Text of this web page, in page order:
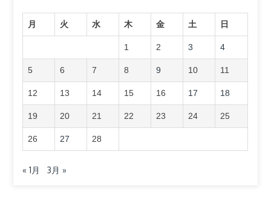
月 火 水 木 金 土 日
1 2 3 4
5 6 7 8 9 10 11
12 13 14 15 16 17 18
19 20 21 22 23 24 25
26 27 28
« 1月 3月 »